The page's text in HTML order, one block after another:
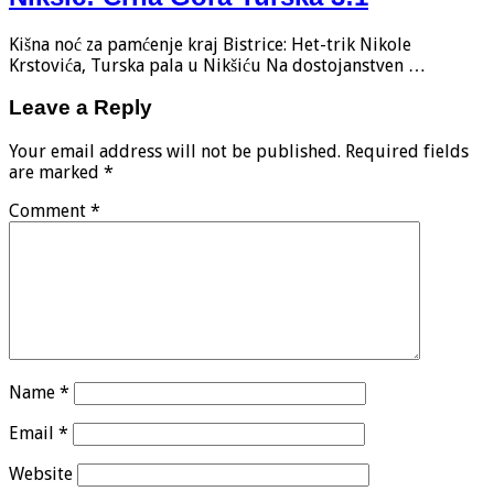
Kišna noć za pamćenje kraj Bistrice: Het-trik Nikole
Krstovića, Turska pala u Nikšiću Na dostojanstven …
Leave a Reply
Your email address will not be published. Required fields
are marked *
Comment *
Name *
Email *
Website